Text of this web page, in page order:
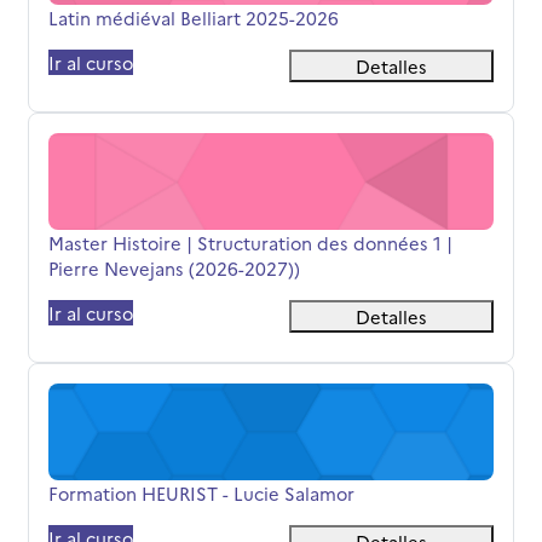
Nombre del curso
Latin médiéval Belliart 2025-2026
Ir al curso
Detalles
Master Histoire | Structuration des données 1 | Pierre
Nombre del curso
Master Histoire | Structuration des données 1 |
Pierre Nevejans (2026-2027))
Ir al curso
Detalles
Formation HEURIST - Lucie Salamor
Nombre del curso
Formation HEURIST - Lucie Salamor